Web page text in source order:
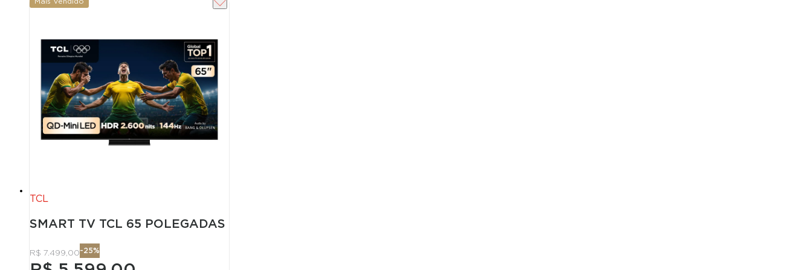
TCL
SMART TV TCL 65 POLEGADAS QLED MINI LED 4K C7K WIFI BLUETOOTH GOOGLE TV 4 HDMI 144HZ HDR10+ 65C7K
R$ 7.499,00-25%